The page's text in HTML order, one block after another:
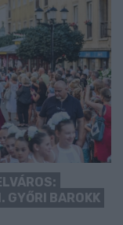
GYŐRI BAROKK